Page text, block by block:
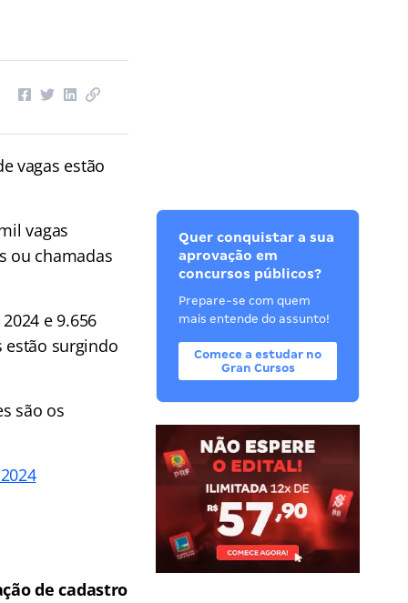
vagas estão
vagas
ou chamadas
e 9.656
estão surgindo
são os
de cadastro
Quer conquistar a sua
aprovação em
concursos públicos?
Prepare-se com quem
mais entende do assunto!
Comece a estudar no
Gran Cursos